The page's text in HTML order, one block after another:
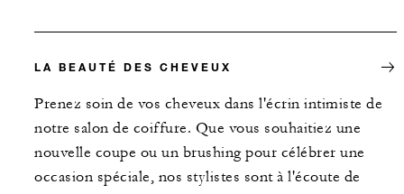
LA BEAUTÉ DES CHEVEUX
Prenez soin de vos cheveux dans l'écrin intimiste de
notre salon de coiffure. Que vous souhaitiez une
nouvelle coupe ou un brushing pour célébrer une
occasion spéciale, nos stylistes sont à l'écoute de